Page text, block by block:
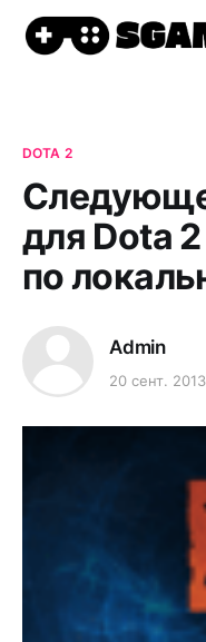
DOTA 2
для Dota
по
Admin
20 сент.